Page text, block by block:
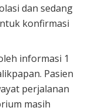
dan sedang
konfirmasi
informasi 1
Pasien
perjalanan
masih